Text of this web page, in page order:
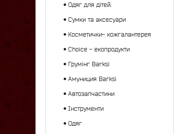
Одяг для дітей.
Сумки та аксесуари
Косметички- кожгалантерея
Choice - екопродукти
Грумінг Barksi
Амуниция Barksi
Автозапчастини
Інструменти
Одяг